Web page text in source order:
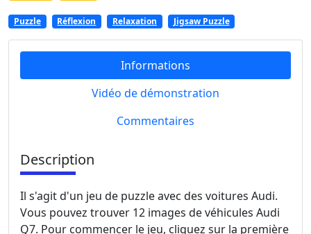
Puzzle Réflexion Relaxation Jigsaw Puzzle
Informations
Vidéo de démonstration
Commentaires
Description
Il s'agit d'un jeu de puzzle avec des voitures Audi.
Vous pouvez trouver 12 images de véhicules Audi
Q7. Pour commencer le jeu, cliquez sur la première